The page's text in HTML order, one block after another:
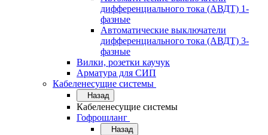
дифференциального тока (АВДТ) 1-
фазные
Автоматические выключатели
дифференциального тока (АВДТ) 3-
фазные
Вилки, розетки каучук
Арматура для СИП
Кабеленесущие системы
Назад
Кабеленесущие системы
Гофрошланг
Назад